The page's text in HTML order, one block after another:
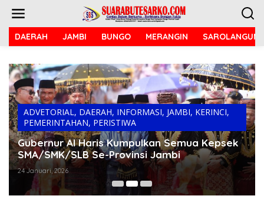
DAERAH JAMBI BUNGO MERANGIN SAROLANGUN
ADVETORIAL, DAERAH, INFORMASI, JAMBI, KERINCI,
PEMERINTAHAN, PERISTIWA
Gubernur Al Haris Kumpulkan Semua Kepsek
SMA/SMK/SLB Se-Provinsi Jambi
24 Januari, 2026